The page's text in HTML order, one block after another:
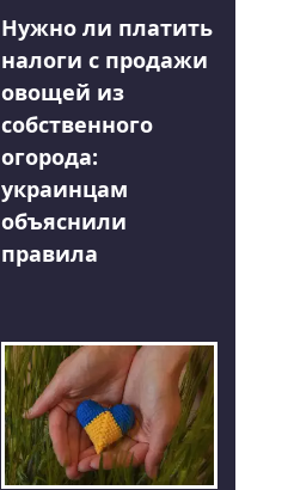
Нужно ли платить
налоги с продажи
овощей из
собственного
огорода:
украинцам
объяснили
правила